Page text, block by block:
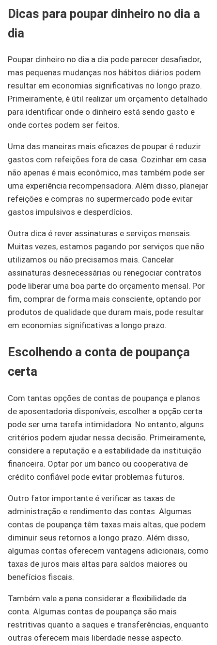
Dicas para poupar dinheiro no dia a
dia
Poupar dinheiro no dia a dia pode parecer desafiador,
mas pequenas mudanças nos hábitos diários podem
resultar em economias significativas no longo prazo.
Primeiramente, é útil realizar um orçamento detalhado
para identificar onde o dinheiro está sendo gasto e
onde cortes podem ser feitos.
Uma das maneiras mais eficazes de poupar é reduzir
gastos com refeições fora de casa. Cozinhar em casa
não apenas é mais econômico, mas também pode ser
uma experiência recompensadora. Além disso, planejar
refeições e compras no supermercado pode evitar
gastos impulsivos e desperdícios.
Outra dica é rever assinaturas e serviços mensais.
Muitas vezes, estamos pagando por serviços que não
utilizamos ou não precisamos mais. Cancelar
assinaturas desnecessárias ou renegociar contratos
pode liberar uma boa parte do orçamento mensal. Por
fim, comprar de forma mais consciente, optando por
produtos de qualidade que duram mais, pode resultar
em economias significativas a longo prazo.
Escolhendo a conta de poupança
certa
Com tantas opções de contas de poupança e planos
de aposentadoria disponíveis, escolher a opção certa
pode ser uma tarefa intimidadora. No entanto, alguns
critérios podem ajudar nessa decisão. Primeiramente,
considere a reputação e a estabilidade da instituição
financeira. Optar por um banco ou cooperativa de
crédito confiável pode evitar problemas futuros.
Outro fator importante é verificar as taxas de
administração e rendimento das contas. Algumas
contas de poupança têm taxas mais altas, que podem
diminuir seus retornos a longo prazo. Além disso,
algumas contas oferecem vantagens adicionais, como
taxas de juros mais altas para saldos maiores ou
benefícios fiscais.
Também vale a pena considerar a flexibilidade da
conta. Algumas contas de poupança são mais
restritivas quanto a saques e transferências, enquanto
outras oferecem mais liberdade nesse aspecto.